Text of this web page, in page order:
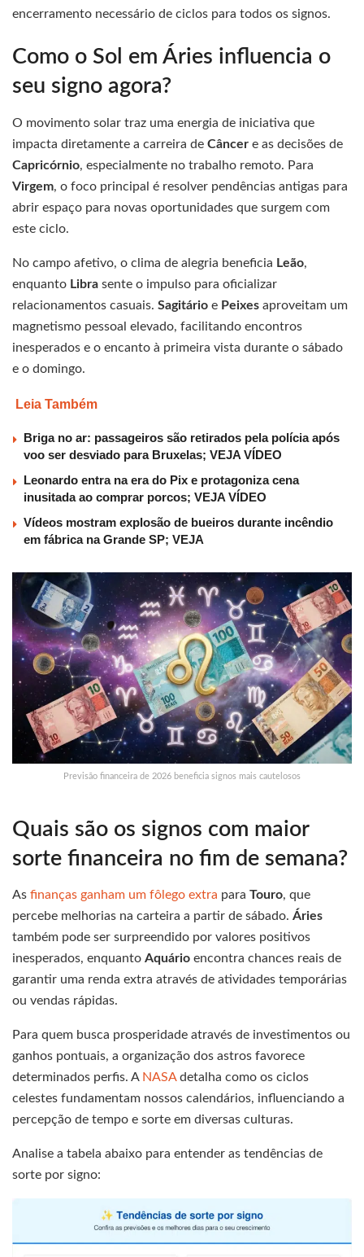
encerramento necessário de ciclos para todos os signos.
Como o Sol em Áries influencia o
seu signo agora?
O movimento solar traz uma energia de iniciativa que
impacta diretamente a carreira de Câncer e as decisões de
Capricórnio, especialmente no trabalho remoto. Para
Virgem, o foco principal é resolver pendências antigas para
abrir espaço para novas oportunidades que surgem com
este ciclo.
No campo afetivo, o clima de alegria beneficia Leão,
enquanto Libra sente o impulso para oficializar
relacionamentos casuais. Sagitário e Peixes aproveitam um
magnetismo pessoal elevado, facilitando encontros
inesperados e o encanto à primeira vista durante o sábado
e o domingo.
Leia Também
Briga no ar: passageiros são retirados pela polícia após
voo ser desviado para Bruxelas; VEJA VÍDEO
Leonardo entra na era do Pix e protagoniza cena
inusitada ao comprar porcos; VEJA VÍDEO
Vídeos mostram explosão de bueiros durante incêndio
em fábrica na Grande SP; VEJA
Previsão financeira de 2026 beneficia signos mais cautelosos
Quais são os signos com maior
sorte financeira no fim de semana?
As finanças ganham um fôlego extra para Touro, que
percebe melhorias na carteira a partir de sábado. Áries
também pode ser surpreendido por valores positivos
inesperados, enquanto Aquário encontra chances reais de
garantir uma renda extra através de atividades temporárias
ou vendas rápidas.
Para quem busca prosperidade através de investimentos ou
ganhos pontuais, a organização dos astros favorece
determinados perfis. A NASAdetalha como os ciclos
celestes fundamentam nossos calendários, influenciando a
percepção de tempo e sorte em diversas culturas.
Analise a tabela abaixo para entender as tendências de
sorte por signo: